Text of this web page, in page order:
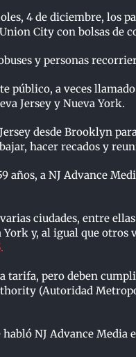
4 de diciembre, los
City con bolsas de
y personas
público, a veces
Jersey y Nueva York.
desde Brooklyn
hacer recados y
años, a NJ Advance
ciudades, entre
y, al igual que
tarifa, pero deben
(Autoridad
NJ Advance Media